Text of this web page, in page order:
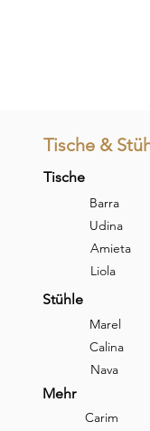
Tische &
Tische
Barra
Udina
Amieta
Liola
Stühle
Marel
Calina
Nava
Mehr
Carim